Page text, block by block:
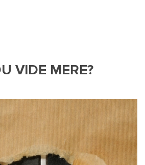
VIDE MERE?